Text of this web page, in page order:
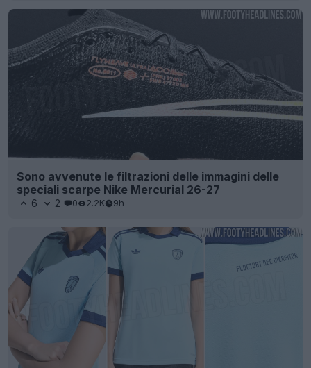
Sono avvenute le filtrazioni delle immagini delle
speciali scarpe Nike Mercurial 26-27
6 2 0 2.2K 9h